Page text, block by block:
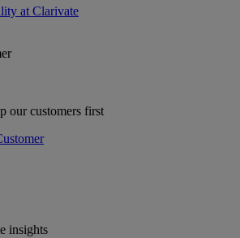
at Clarivate
our customers first
insights